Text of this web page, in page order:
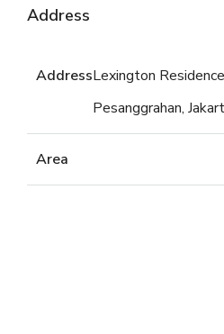
Address
AddressLexington
Pesanggrahan,
Area